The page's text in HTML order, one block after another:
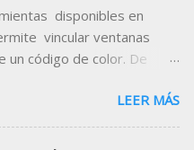
tabla de cotizaciones,
de la misma siguiendo
1. Abrir la tabla donde
sobre el Gap
ejemplo utilizaremos la
disponibles en
vincular ventanas
un código de color. De
que estamos
una de las ventanas
LEER MÁS